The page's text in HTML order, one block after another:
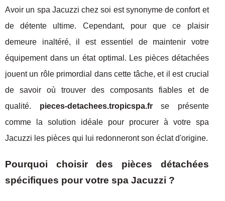
Avoir un spa Jacuzzi chez soi est synonyme de confort et
de détente ultime. Cependant, pour que ce plaisir
demeure inaltéré, il est essentiel de maintenir votre
équipement dans un état optimal. Les pièces détachées
jouent un rôle primordial dans cette tâche, et il est crucial
de savoir où trouver des composants fiables et de
qualité. pieces-detachees.tropicspa.frse présente
comme la solution idéale pour procurer à votre spa
Jacuzzi les pièces qui lui redonneront son éclat d'origine.
Pourquoi choisir des pièces détachées
spécifiques pour votre spa Jacuzzi ?